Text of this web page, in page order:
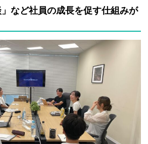
」など社員の成長を促す仕組みが